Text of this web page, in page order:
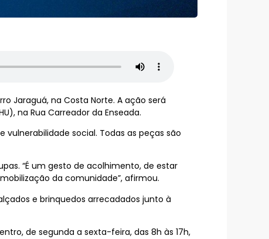
Jaraguá, na Costa Norte. A ação será
na Rua Carreador da Enseada.
social. Todas as peças são
“É um gesto de acolhimento, de estar
da comunidade”, afirmou.
e brinquedos arrecadados junto à
de segunda a sexta-feira, das 8h às 17h,